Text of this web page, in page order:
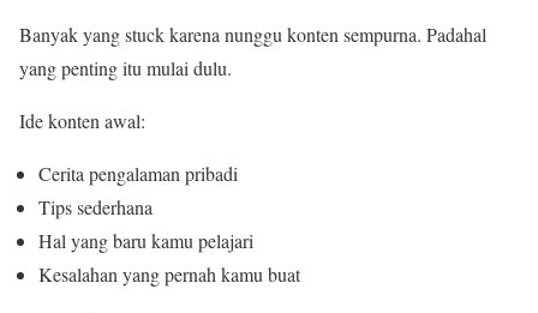
Banyak yang stuck karena nunggu konten sempurna. Padahal
yang penting itu mulai dulu.
Ide konten awal:
Cerita pengalaman pribadi
Tips sederhana
Hal yang baru kamu pelajari
Kesalahan yang pernah kamu buat